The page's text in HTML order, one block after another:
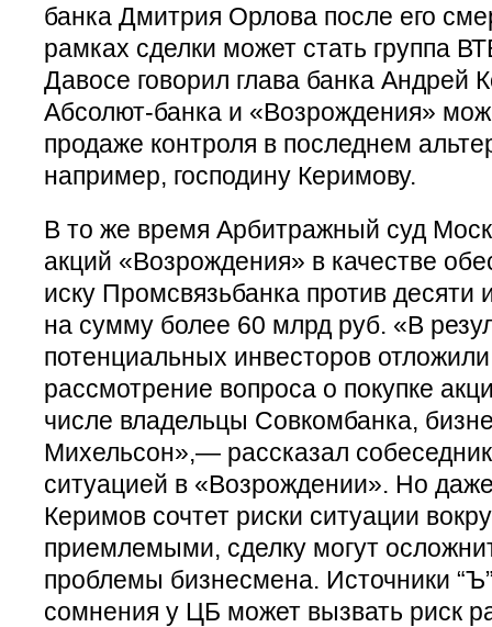
банка Дмитрия Орлова после его
рамках сделки может стать группа
Давосе говорил глава банка Андрей
Абсолют-банка и «Возрождения»
продаже контроля в последнем
например, господину Керимову.
В то же время Арбитражный суд
акций «Возрождения» в качестве
иску Промсвязьбанка против
на сумму более 60 млрд руб. «В
потенциальных инвесторов
рассмотрение вопроса о покупке
числе владельцы Совкомбанка,
Михельсон»,— рассказал
ситуацией в «Возрождении». Но
Керимов сочтет риски ситуации
приемлемыми, сделку могут
проблемы бизнесмена. Источники
сомнения у ЦБ может вызвать риск